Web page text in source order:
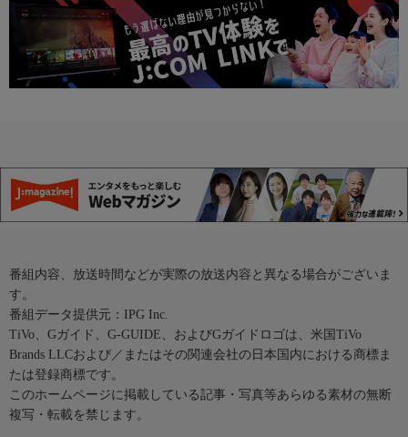
番組内容、放送時間などが実際の放送内容と異なる場合がございま
す。
番組データ提供元：IPG Inc.
TiVo、Gガイド、G-GUIDE、およびGガイドロゴは、米国TiVo
Brands LLCおよび／またはその関連会社の日本国内における商標ま
たは登録商標です。
このホームページに掲載している記事・写真等あらゆる素材の無断
複写・転載を禁じます。